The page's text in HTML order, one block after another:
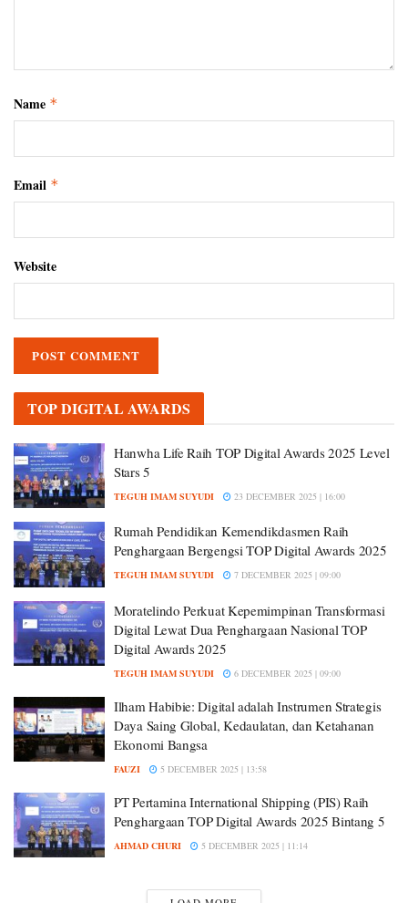
Name *
Email *
Website
TOP DIGITAL AWARDS
Hanwha Life Raih TOP Digital Awards 2025 Level
Stars 5
TEGUH IMAM SUYUDI 23 DECEMBER 2025 | 16:00
Rumah Pendidikan Kemendikdasmen Raih
Penghargaan Bergengsi TOP Digital Awards 2025
TEGUH IMAM SUYUDI 7 DECEMBER 2025 | 09:00
Moratelindo Perkuat Kepemimpinan Transformasi
Digital Lewat Dua Penghargaan Nasional TOP
Digital Awards 2025
TEGUH IMAM SUYUDI 6 DECEMBER 2025 | 09:00
Ilham Habibie: Digital adalah Instrumen Strategis
Daya Saing Global, Kedaulatan, dan Ketahanan
Ekonomi Bangsa
FAUZI 5 DECEMBER 2025 | 13:58
PT Pertamina International Shipping (PIS) Raih
Penghargaan TOP Digital Awards 2025 Bintang 5
AHMAD CHURI 5 DECEMBER 2025 | 11:14